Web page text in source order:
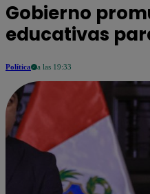
Gobierno
educativas
Política a las 19:33